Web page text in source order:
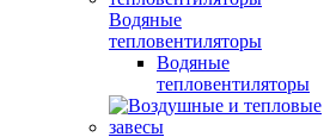
Водяные
тепловентиляторы
Водяные
тепловентиляторы